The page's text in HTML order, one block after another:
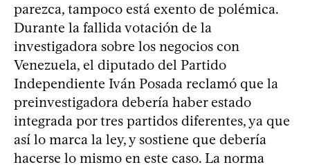
parezca, tampoco está exento de polémica.
Durante la fallida votación de la
investigadora sobre los negocios con
Venezuela, el diputado del Partido
Independiente Iván Posada reclamó que la
preinvestigadora debería haber estado
integrada por tres partidos diferentes, ya que
así lo marca la ley, y sostiene que debería
hacerse lo mismo en este caso. La norma